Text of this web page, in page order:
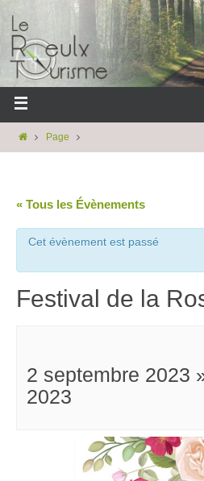
Page
« Tous les Évènements
Cet évènement est passé
Festival de la
2 septembre 2023
2023